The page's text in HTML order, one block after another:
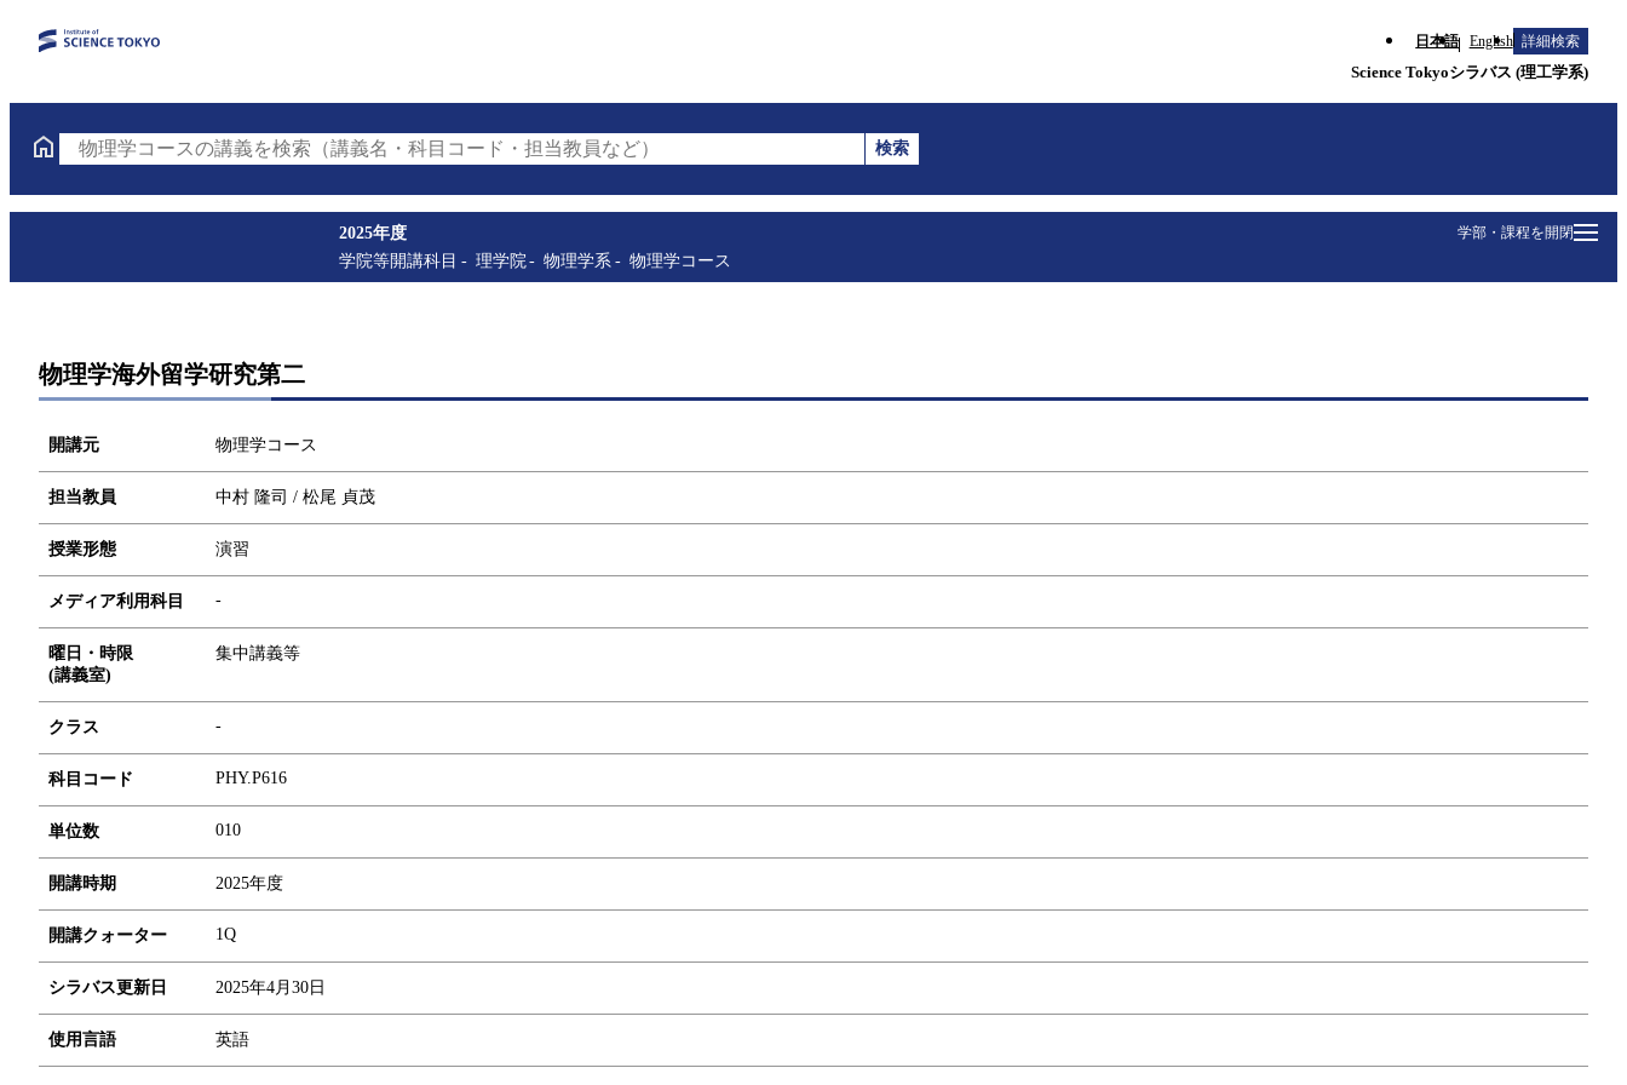
日本語 English 詳細検索
Science Tokyoシラバス (理工学系)
物理学コースの講義を検索（講義名・科目コード・担当教員など）
検索
学部・課程を開閉
2025年度
学院等開講科目
理学院 物理学系 物理学コース
物理学海外留学研究第二
開講元 物理学コース
担当教員 中村 隆司 / 松尾 貞茂
授業形態 演習
メディア利用科目 -
曜日・時限
(講義室)
集中講義等
クラス -
科目コード PHY.P616
単位数 010
開講時期 2025年度
開講クォーター 1Q
シラバス更新日 2025年4月30日
使用言語 英語